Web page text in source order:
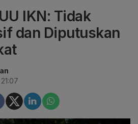
IKN: Tidak
dan Diputuskan